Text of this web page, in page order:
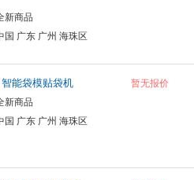
新商品
国 广东 广州 海珠区
能袋模贴袋机
新商品
国 广东 广州 海珠区
暂无报价